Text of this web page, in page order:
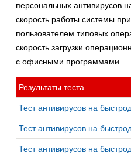
персональных антивирусов
скорость работы системы
пользователем типовых
скорость загрузки
с офисными программами.
Результаты теста
Тест антивирусов на
Тест антивирусов на
Тест антивирусов на